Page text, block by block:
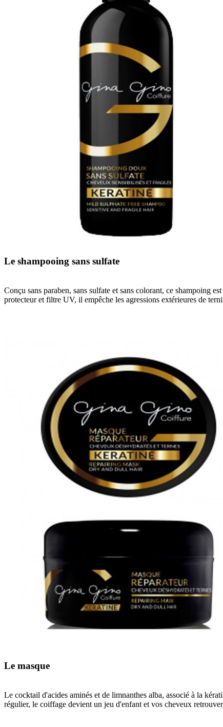
Le shampooing sans sulfate
Conçu sans paraben, sans sulfate et sans colorant, ce shampoing
protecteur et filtre UV, il empêche les agressions extérieures de
Le masque
Le cocktail d'acides aminés et de limnanthes alba, associé à la
régulier, le coiffage devient un jeu d'enfant et vos cheveux